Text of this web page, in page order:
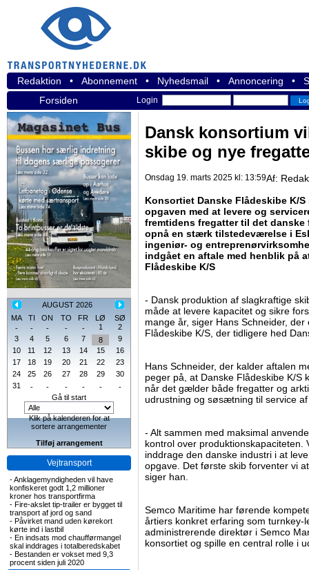
Redaktion • Abonnement • Nyhedsmail • Annoncering •
Forsiden
Login
AUGUST 2026
MA
TI ON TO FR LØ
SØ
-
- - - - 1
2
3
4 5 6 7 8
9
10
11 12 13 14 15
16
17
18 19 20 21 22
23
24
25 26 27 28 29
30
31
- - - - -
-
Gå til start
Klik på kalenderen for at
sortere arrangementer
Tilføj arrangement
Vejtransport
-Anklagemyndigheden vil have
konfiskeret godt 1,2 millioner
kroner hos transportfirma
- Fire-akslet tip-trailer er bygget til
transport af jord og sand
- Påvirket mand uden kørekort
kørte ind i lastbil
- En indsats mod chaufførmangel
skal inddrages i totalberedskabet
- Bestanden er vokset med 9,3
procent siden juli 2020
Dansk konsortium
skibe og nye
Onsdag 19. marts 2025 kl: 13:59Af:
Konsortiet Danske Flådeskibe K/
opgaven med at levere og
fremtidens fregatter til det danske
opnå en stærk tilstedeværelse i
ingeniør- og
indgået en aftale med henblik på
Flådeskibe K/S
- Dansk produktion af slagkraftige
måde at levere kapacitet og sikre
mange år, siger Hans Schneider,
Flådeskibe K/S, der tidligere hed
Hans Schneider, der kalder aftalen
peger på, at Danske Flådeskibe K/S
når det gælder både fregatter og
udrustning og søsætning til service
- Alt sammen med maksimal
kontrol over produktionskapaciteten.
inddrage den danske industri i at
opgave. Det første skib forventer vi
siger han.
Semco Maritime har førende
årtiers konkret erfaring som
administrerende direktør i Semco
konsortiet og spille en central rolle i